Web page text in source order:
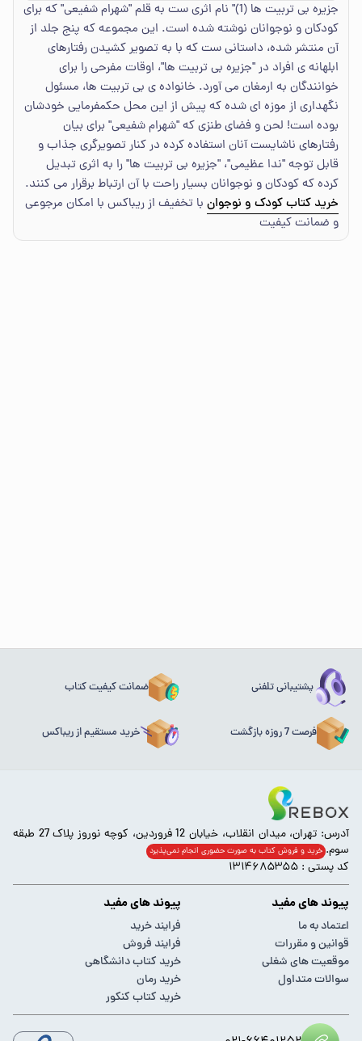
جزیره بی تربیت ها (1)" نام اثری ست به قلم "شهرام شفیعی" که برای
کودکان و نوجوانان نوشته شده است. این مجموعه که پنج جلد از
آن منتشر شده، داستانی ست که با به تصویر کشیدن رفتارهای
ابلهانه ی افراد در "جزیره بی تربیت ها"، اوقات مفرحی را برای
خوانندگان به ارمغان می آورد. خانواده ی بی تربیت ها، مسئول
نگهداری از موزه ای شده که پیش از این محل حکمفرمایی خودشان
بوده است! لحن و فضای طنزی که "شهرام شفیعی" برای بیان
رفتارهای ناشایست آنان استفاده کرده در کنار تصویرگری جذاب و
قابل توجه "ندا عظیمی"، "جزیره بی تربیت ها" را به اثری تبدیل
کرده که کودکان و نوجوانان بسیار راحت با آن ارتباط برقرار می کنند.
خرید کتاب کودک و نوجوان با تخفیف از ریباکس با امکان مرجوعی
و ضمانت کیفیت
پشتیبانی تلفنی ضمانت کیفیت کتاب
فرصت 7 روزه بازگشت خرید مستقیم از ریباکس
آدرس: تهران، میدان انقلاب، خیابان 12 فروردین، کوچه نوروز پلاک 27 طبقه
سوم. خرید و فروش کتاب به صورت حضوری انجام‌ نمی‌پذیرد
کد پستی : ۱۳۱۴۶۸۵۳۵۵
پیوند های مفید
اعتماد به ما
قوانین و مقررات
موقعیت های شغلی
سوالات متداول
پیوند های مفید
فرایند خرید
فرایند فروش
خرید کتاب دانشگاهی
خرید رمان
خرید کتاب کنکور